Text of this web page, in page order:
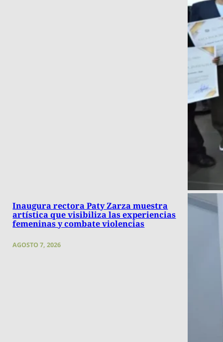
Inaugura rectora Paty Zarza muestra
artística que visibiliza las experiencias
femeninas y combate violencias
AGOSTO 7, 2026